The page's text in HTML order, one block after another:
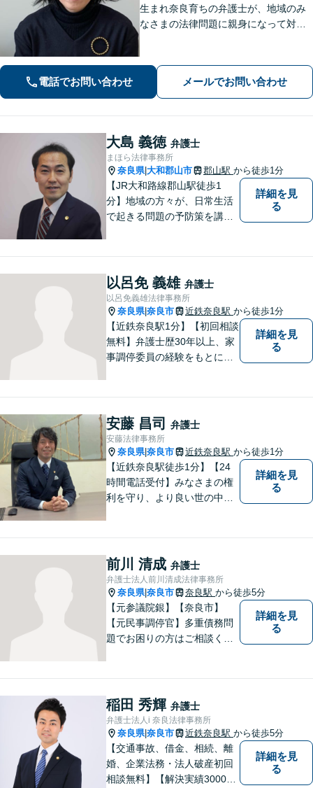
生まれ奈良育ちの弁護士が、地域のみ
なさまの法律問題に親身になって対応
を伺うことを大切にしています【近鉄
奈良駅5分】【オンライン相談可】
電話でお問い合わせ メールでお問い合わせ
大島 義徳 弁護士
まほら法律事務所
奈良県|大和郡山市 郡山駅 から徒歩1分
【JR大和路線郡山駅徒歩1
分】地域の方々が、日常生活
で起きる問題の予防策を講じ
身近な弁護士を目指していま
す。
詳細を見
る
以呂免 義雄 弁護士
以呂免義雄法律事務所
奈良県|奈良市 近鉄奈良駅 から徒歩1分
【近鉄奈良駅1分】【初回相談
無料】弁護士歴30年以上、家
事調停委員の経験をもとに複
発生前のご相談も受け付けて
おります。【電話相談可】
詳細を見
る
安藤 昌司 弁護士
安藤法律事務所
奈良県|奈良市 近鉄奈良駅 から徒歩1分
【近鉄奈良駅徒歩1分】【24
時間電話受付】みなさまの権
利を守り、より良い世の中に
ています。法律トラブルでお
悩みごとがありましたら、お
気軽にご相談ください。
詳細を見
る
前川 清成 弁護士
弁護士法人前川清成法律事務所
奈良県|奈良市 奈良駅 から徒歩5分
【元参議院銀】【奈良市】
【元民事調停官】多重債務問
題でお困りの方はご相談くだ
たら、一度ご相談ください。
詳細を見
る
稲田 秀輝 弁護士
弁護士法人i 奈良法律事務所
奈良県|奈良市 近鉄奈良駅 から徒歩5分
【交通事故、借金、相続、離
婚、企業法務・法人破産初回
相談無料】【解決実績3000件
詳細を見
る